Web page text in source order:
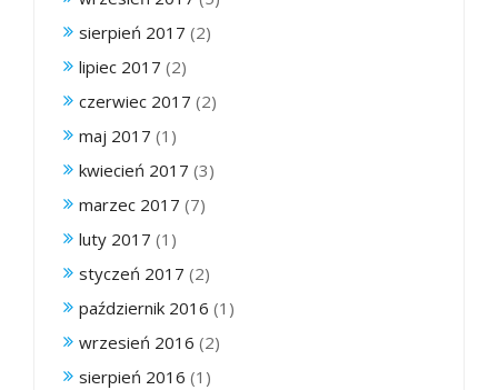
sierpień 2017 (2)
lipiec 2017 (2)
czerwiec 2017 (2)
maj 2017 (1)
kwiecień 2017 (3)
marzec 2017 (7)
luty 2017 (1)
styczeń 2017 (2)
październik 2016 (1)
wrzesień 2016 (2)
sierpień 2016 (1)